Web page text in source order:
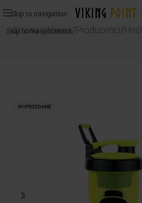
Skip to navigation
Skip to main content
Strona główna/Producenci /
WYPRZEDANE